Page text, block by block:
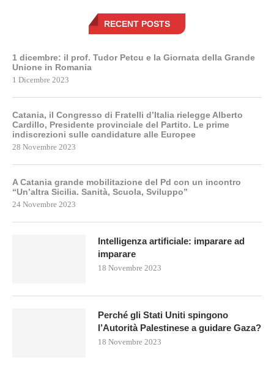
RECENT POSTS
1 dicembre: il prof. Tudor Petcu e la Giornata della Grande
Unione in Romania
1 Dicembre 2023
Catania, il Congresso di Fratelli d’Italia rielegge Alberto
Cardillo, Presidente provinciale del Partito. Le prime
indiscrezioni sulle candidature alle Europee
28 Novembre 2023
A Catania grande mobilitazione del Pd con un incontro
“Un’altra Sicilia. Sanità, Scuola, Sviluppo”
24 Novembre 2023
Intelligenza artificiale: imparare ad
imparare
18 Novembre 2023
Perché gli Stati Uniti spingono
l’Autorità Palestinese a guidare Gaza?
18 Novembre 2023